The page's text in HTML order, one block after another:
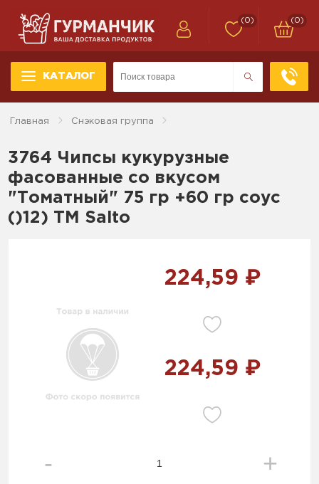
КАТАЛОГ
(0) (0)
Главная Снэковая группа
3764 Чипсы кукурузные
фасованные со вкусом
"Томатный" 75 гр +60 гр соус
()12) ТМ Salto
224,59 ₽
224,59 ₽